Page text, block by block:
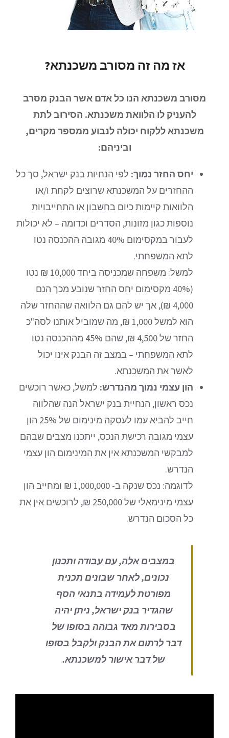
אז מה זה מסורב משכנתא?
מסורב משכנתא הנו כל אדם אשר הבנק מסרב
להעניק לו הלוואת משכנתא. הסירוב לתת
משכנתא ללקוח יכולה לנבוע ממספר מקרים,
וביניהם:
יחס החזר נמוך: לפי הנחיות בנק ישראל, סך כל
ההחזרים על המשכנתא שרוצים לקחת ו/או
הלוואות קיימות כיום בחשבון או התחייבויות
נוספות כגון מזונות, הסדרים וכדומה – לא יכולות
לעבור במקסימום 40% מגובה ההכנסה נטו
לתא המשפחתי.
למשל: משפחה שמכניסה ביחד 10,000 ₪ נטו
(40% מקסימום יחס החזר שנובע מכך הנם
4,000 ₪), אך יש להם גם הלוואה שההחזר שלה
הוא למשל 1,000 ₪, מה שמוביל אותנו לסה"כ
החזר של 4,500 ₪, שהם 45% מההכנסה נטו
לתא המשפחתי – במצב זה הבנק אינו יכול
לאשר את המשכנתא.
הון עצמי נמוך מהנדרש: למשל, כאשר רוכשים
נכס ראשון, הנחיית בנק ישראל הנה שהלווה
חייב להביא עמו לעסקה מינימום של 25% הון
עצמי מגובה רכישת הנכס, ייתכנו מצבים שבהם
למבקשי המשכנתא אין את המינימום הון עצמי
הנדרש.
לדוגמה: נכס שנקה ב- 1,000,000 ₪ ומחייב הון
עצמי מינימאלי של 250,000 ₪, לרוכשים אין את
כל הסכום הנדרש.
במצבים אלה, עם עבודה ותכנון
נכונים, לאחר שבונים תכנית
מפורטת לעמידה בתנאי הסף
שהגדיר בנק ישראל, ניתן יהיה
בסבירות מאד גבוהה בסופו של
דבר לרתום את הבנק ולקבל בסופו
של דבר אישור למשכנתא.